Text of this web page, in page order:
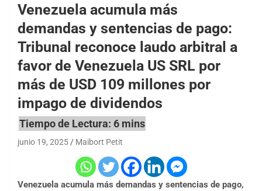
Venezuela acumula más
demandas y sentencias de pago:
Tribunal reconoce laudo arbitral a
favor de Venezuela US SRL por
más de USD 109 millones por
impago de dividendos
junio 19, 2025 Maibort Petit
Venezuela acumula más demandas y sentencias de pago,